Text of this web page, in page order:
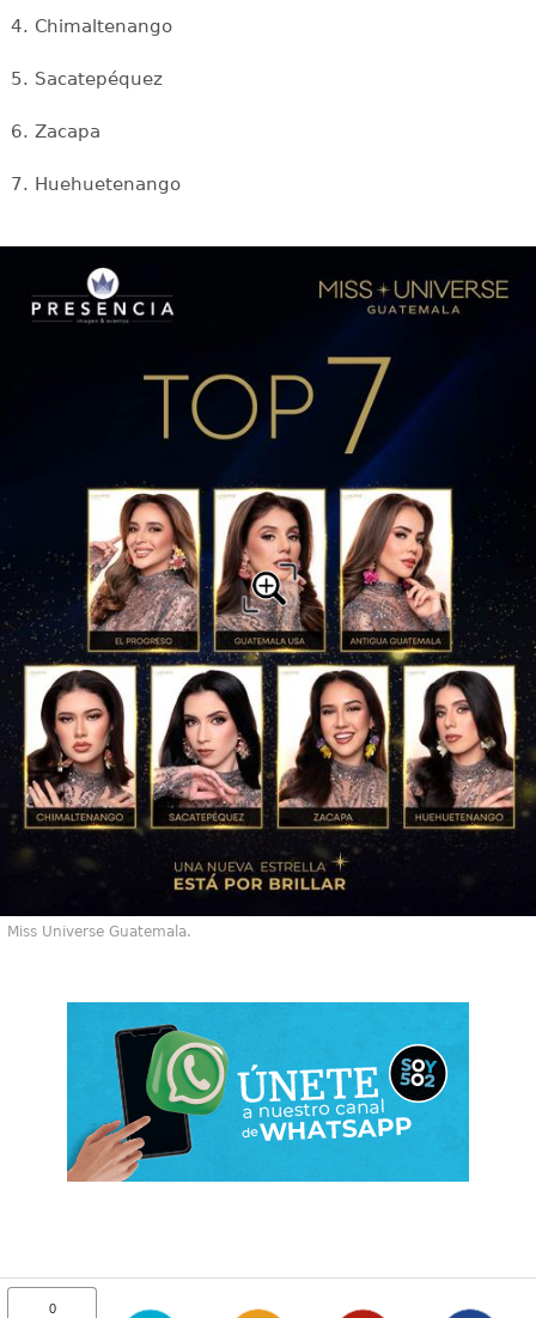
4. Chimaltenango
5. Sacatepéquez
6. Zacapa
7. Huehuetenango
Miss Universe Guatemala.
0